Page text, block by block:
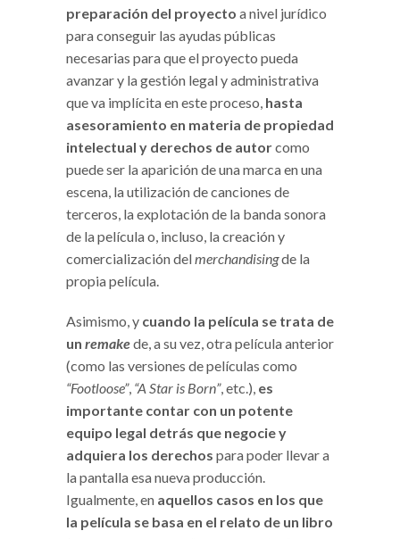
preparación del proyecto a nivel jurídico
para conseguir las ayudas públicas
necesarias para que el proyecto pueda
avanzar y la gestión legal y administrativa
que va implícita en este proceso, hasta
asesoramiento en materia de propiedad
intelectual y derechos de autorcomo
puede ser la aparición de una marca en una
escena, la utilización de canciones de
terceros, la explotación de la banda sonora
de la película o, incluso, la creación y
comercialización delmerchandisingde la
propia película.
Asimismo, y cuando la película se trata de
un remakede, a su vez, otra película anterior
(como las versiones de películas como
“Footloose”, “A Star is Born”, etc.), es
importante contar con un potente
equipo legal detrás que negocie y
adquiera los derechos para poder llevar a
la pantalla esa nueva producción.
Igualmente, en aquellos casos en los que
la película se basa en el relato de un libro